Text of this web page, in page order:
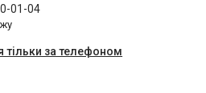
01-04
тільки за телефоном